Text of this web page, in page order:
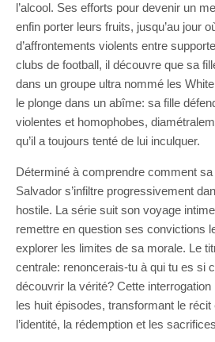
l’alcool. Ses efforts pour devenir un
enfin porter leurs fruits, jusqu’au jour
d’affrontements violents entre
clubs de football, il découvre que sa
dans un groupe ultra nommé les
le plonge dans un abîme: sa fille
violentes et homophobes,
qu’il a toujours tenté de lui inculquer.
Déterminé à comprendre comment
Salvador s’infiltre progressivement
hostile. La série suit son voyage
remettre en question ses convictions
explorer les limites de sa morale. Le
centrale: renoncerais-tu à qui tu es si
découvrir la vérité? Cette
les huit épisodes, transformant le
l’identité, la rédemption et les